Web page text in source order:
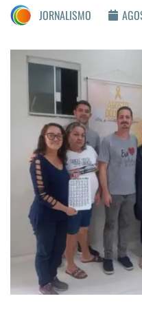
Matérias Exclusivas
JORNALISMO